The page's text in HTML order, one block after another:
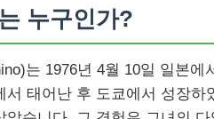
누구인가?
는 1976년 4월 10일 일본
태어난 후 도쿄에서 성장하